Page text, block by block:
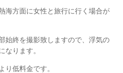
海方面に女性と旅行に行く場合が
始終を撮影致しますので、浮気の
なります。
り低料金です。